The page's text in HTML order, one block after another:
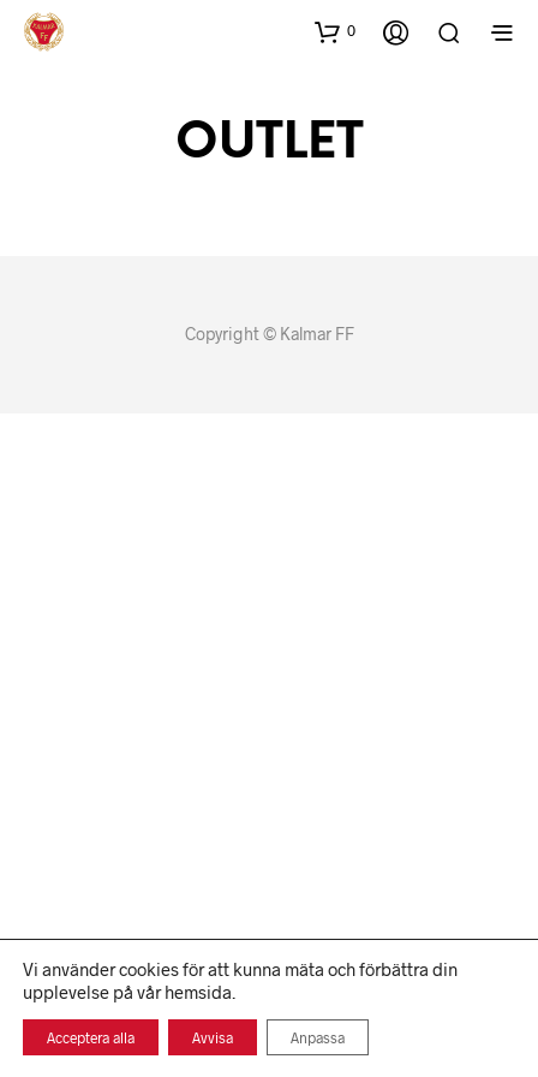
0
OUTLET
Copyright © Kalmar FF
Vi använder cookies för att kunna mäta och förbättra din
upplevelse på vår hemsida.
Acceptera alla Avvisa Anpassa